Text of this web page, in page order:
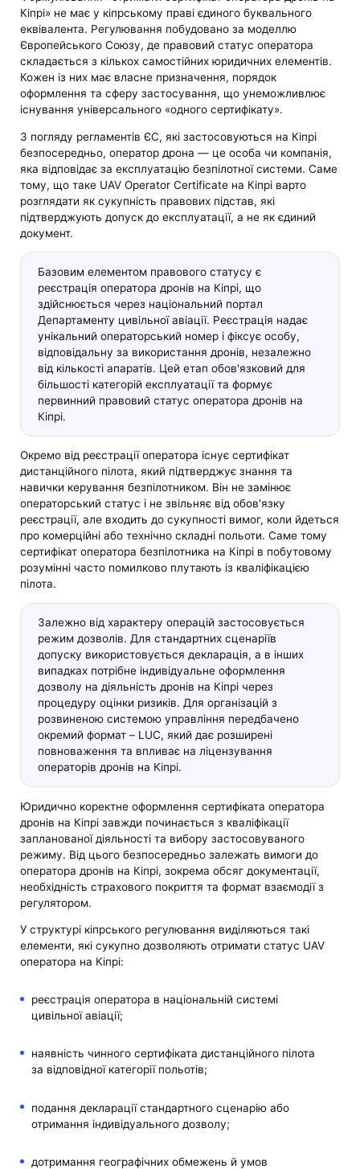
Кіпрі» не має у кіпрському праві єдиного буквального
еквівалента. Регулювання побудовано за моделлю
Європейського Союзу, де правовий статус оператора
складається з кількох самостійних юридичних елементів.
Кожен із них має власне призначення, порядок
оформлення та сферу застосування, що унеможливлює
існування універсального «одного сертифікату».
З погляду регламентів ЄС, які застосовуються на Кіпрі
безпосередньо, оператор дрона — це особа чи компанія,
яка відповідає за експлуатацію безпілотної системи. Саме
тому, що таке UAV Operator Certificate на Кіпрі варто
розглядати як сукупність правових підстав, які
підтверджують допуск до експлуатації, а не як єдиний
документ.
Базовим елементом правового статусу є
реєстрація оператора дронів на Кіпрі, що
здійснюється через національний портал
Департаменту цивільної авіації. Реєстрація надає
унікальний операторський номер і фіксує особу,
відповідальну за використання дронів, незалежно
від кількості апаратів. Цей етап обов'язковий для
більшості категорій експлуатації та формує
первинний правовий статус оператора дронів на
Кіпрі.
Окремо від реєстрації оператора існує сертифікат
дистанційного пілота, який підтверджує знання та
навички керування безпілотником. Він не замінює
операторський статус і не звільняє від обов'язку
реєстрації, але входить до сукупності вимог, коли йдеться
про комерційні або технічно складні польоти. Саме тому
сертифікат оператора безпілотника на Кіпрі в побутовому
розумінні часто помилково плутають із кваліфікацією
пілота.
Залежно від характеру операцій застосовується
режим дозволів. Для стандартних сценаріїв
допуску використовується декларація, а в інших
випадках потрібне індивідуальне оформлення
дозволу на діяльність дронів на Кіпрі через
процедуру оцінки ризиків. Для організацій з
розвиненою системою управління передбачено
окремий формат – LUC, який дає розширені
повноваження та впливає на ліцензування
операторів дронів на Кіпрі.
Юридично коректне оформлення сертифіката оператора
дронів на Кіпрі завжди починається з кваліфікації
запланованої діяльності та вибору застосовуваного
режиму. Від цього безпосередньо залежать вимоги до
оператора дронів на Кіпрі, зокрема обсяг документації,
необхідність страхового покриття та формат взаємодії з
регулятором.
У структурі кіпрського регулювання виділяються такі
елементи, які сукупно дозволяють отримати статус UAV
оператора на Кіпрі:
реєстрація оператора в національній системі
цивільної авіації;
наявність чинного сертифіката дистанційного пілота
за відповідної категорії польотів;
подання декларації стандартного сценарію або
отримання індивідуального дозволу;
дотримання географічних обмежень й умов